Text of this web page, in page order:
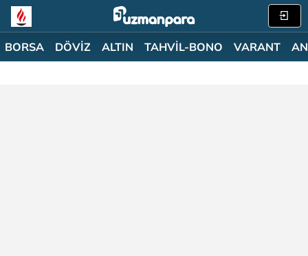
BORSA DÖVİZ ALTIN TAHVİL-BONO VARANT